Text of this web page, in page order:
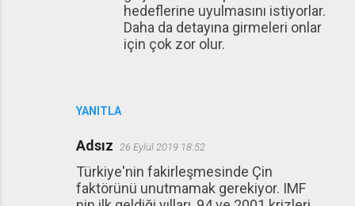
YANITLA
hedeflerine uyulmasını istiyorlar.
Daha da detayına girmeleri onlar
için çok zor olur.
Adsız 26 Eylül 2019 18:52
Türkiye'nin fakirleşmesinde Çin
faktörünü unutmamak gerekiyor. IMF